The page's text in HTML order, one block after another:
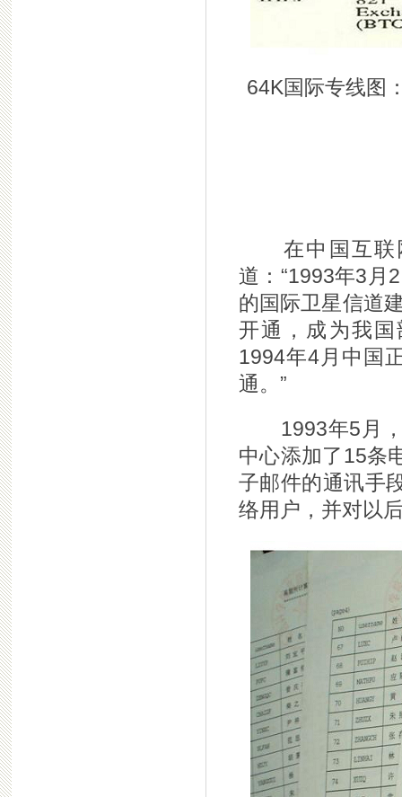
64K国际专线图
在中国互联网
道：“1993年3月
的国际卫星信道
开通，成为我
1994年4月中国
通。”
1993年5月，
中心添加了15条
子邮件的通讯手
络用户，并对以